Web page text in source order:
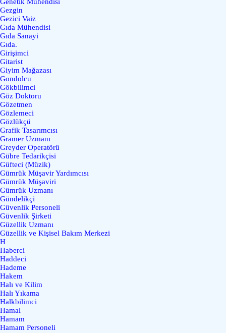
Gezgin
Gezici Vaiz
Gıda Mühendisi
Gıda Sanayi
Gıda.
Girişimci
Gitarist
Giyim Mağazası
Gondolcu
Gökbilimci
Göz Doktoru
Gözetmen
Gözlemeci
Gözlükçü
Grafik Tasarımcısı
Gramer Uzmanı
Greyder Operatörü
Gübre Tedarikçisi
Güfteci (Müzik)
Gümrük Müşavir Yardımcısı
Gümrük Müşaviri
Gümrük Uzmanı
Gündelikçi
Güvenlik Personeli
Güvenlik Şirketi
Güzellik Uzmanı
Güzellik ve Kişisel Bakım Merkezi
H
Haberci
Haddeci
Hademe
Hakem
Halı ve Kilim
Halı Yıkama
Halkbilimci
Hamal
Hamam
Hamam Personeli